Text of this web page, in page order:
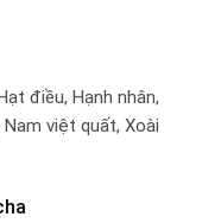
điều, Hạnh nhân,
Nam việt quất, Xoài